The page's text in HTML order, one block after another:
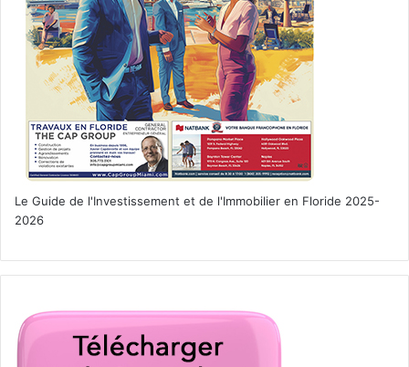
Le Guide de l'Investissement et de l'Immobilier en Floride 2025-
2026